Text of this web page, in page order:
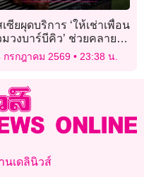
เซียผุดบริการ ‘ให้เช่าเพื่อน
มวงบาร์บีคิว’ ช่วยคลาย
า
กรกฎาคม 2569 23:38 น.
นเดลินิวส์